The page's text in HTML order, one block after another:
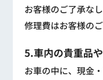
お客様のご了承な
修理費はお客様の
5.車内の貴重品
お車の中に、現金